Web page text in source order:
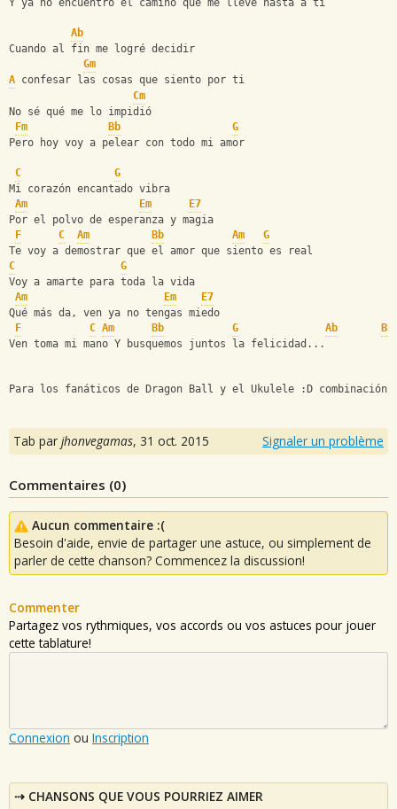
Y ya no encuentro el camino que me lleve hasta a ti
Ab
Cuando al fin me logré decidir
Gm
A confesar las cosas que siento por ti
Cm
No sé qué me lo impidió
Fm
Bb
G
Pero hoy voy a pelear con todo mi amor
C
G
Mi corazón encantado vibra
Am
Em
E7
Por el polvo de esperanza y magia
F
C Am Bb Am
G
Te voy a demostrar que el amor que siento es real
C
G
Voy a amarte para toda la vida
Am
Em
E7
Qué más da, ven ya no tengas miedo
F
C Am Bb G Ab
Bb
Ven toma mi mano Y busquemos juntos la felicidad...
Para los fanáticos de Dragon Ball y el Ukulele :D combinación
Tab par jhonvegamas, 31 oct. 2015 Signaler un problème
Commentaires (0)
Aucun commentaire :(
Besoin d'aide, envie de partager une astuce, ou simplement de
parler de cette chanson? Commencez la discussion!
Commenter
Partagez vos rythmiques, vos accords ou vos astuces pour jouer
cette tablature!
Connexion ou Inscription
CHANSONS QUE VOUS POURRIEZ AIMER